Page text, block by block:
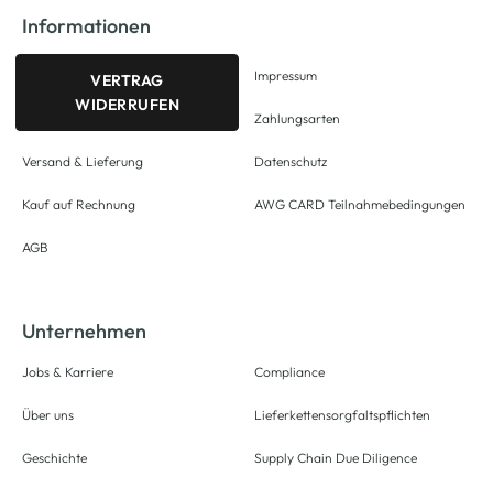
Informationen
VERTRAG
WIDERRUFEN
Versand & Lieferung
Kauf auf Rechnung
AGB
Impressum
Zahlungsarten
Datenschutz
AWG CARD Teilnahmebedingungen
Unternehmen
Jobs & Karriere
Über uns
Geschichte
Compliance
Lieferkettensorgfaltspflichten
Supply Chain Due Diligence